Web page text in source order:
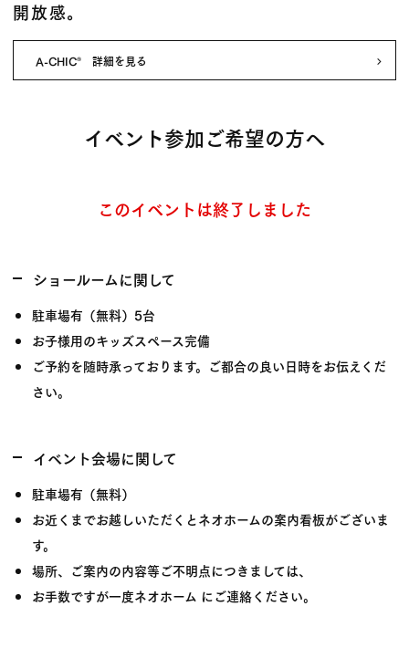
開放感。
A-CHIC® 詳細を見る
イベント参加ご希望の方へ
このイベントは終了しました
ショールームに関して
駐車場有（無料）5台
お子様用のキッズスペース完備
ご予約を随時承っております。ご都合の良い日時をお伝えくだ
さい。
イベント会場に関して
駐車場有（無料）
お近くまでお越しいただくとネオホームの案内看板がございま
す。
場所、ご案内の内容等ご不明点につきましては、
お手数ですが一度ネオホーム にご連絡ください。